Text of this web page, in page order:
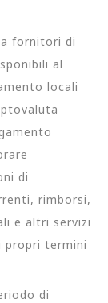
fornitori di
al
locali
di
rimborsi,
e altri servizi
propri termini
di